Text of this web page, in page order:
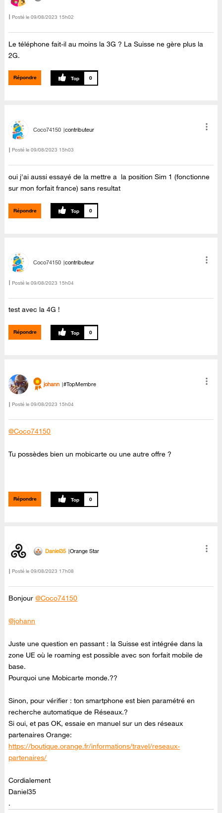
Posté le ‎09/08/2023 15h02
Le téléphone fait-il au moins la 3G ? La Suisse ne gère plus la
2G.
Répondre 0
Coco74150 contributeur
Posté le ‎09/08/2023 15h03
oui j'ai aussi essayé de la mettre a la position Sim 1 (fonctionne
sur mon forfait france) sans resultat
Répondre 0
Coco74150 contributeur
Posté le ‎09/08/2023 15h04
test avec la 4G !
Répondre 0
johann #TopMembre
Posté le ‎09/08/2023 15h04
@Coco74150
Tu possèdes bien un mobicarte ou une autre offre ?
Répondre 0
Daniel35 Orange Star
Posté le ‎09/08/2023 17h08
Bonjour@Coco74150
@johann
Juste une question en passant : la Suisse est intégrée dans la
zone UE où le roaming est possible avec son forfait mobile de
base.
Pourquoi une Mobicarte monde.??
Sinon, pour vérifier : ton smartphone est bien paramétré en
recherche automatique de Réseaux.?
Si oui, et pas OK, essaie en manuel sur un des réseaux
partenaires Orange:
https://boutique.orange.fr/informations/travel/reseaux-
partenaires/
Cordialement
Daniel35
.